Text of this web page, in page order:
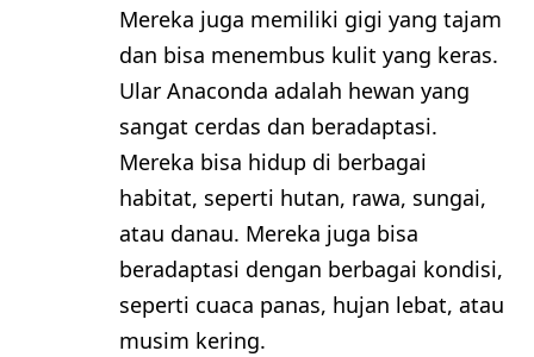
Mereka juga memiliki gigi yang tajam
dan bisa menembus kulit yang keras.
Ular Anaconda adalah hewan yang
sangat cerdas dan beradaptasi.
Mereka bisa hidup di berbagai
habitat, seperti hutan, rawa, sungai,
atau danau. Mereka juga bisa
beradaptasi dengan berbagai kondisi,
seperti cuaca panas, hujan lebat, atau
musim kering.